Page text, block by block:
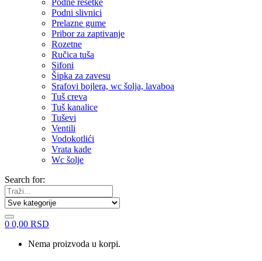
Podne rešetke
Podni slivnici
Prelazne gume
Pribor za zaptivanje
Rozetne
Ručica tuša
Sifoni
Šipka za zavesu
Srafovi bojlera, wc šolja, lavaboa
Tuš creva
Tuš kanalice
Tuševi
Ventili
Vodokotlići
Vrata kade
Wc šolje
Search for:
0 0,00 RSD
Nema proizvoda u korpi.